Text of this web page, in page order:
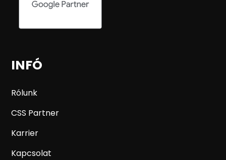
INFÓ
Rólunk
CSS Partner
Karrier
Kapcsolat